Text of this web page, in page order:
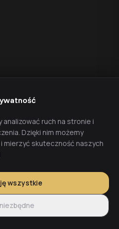
się z nami - przygotujemy
o.o. Wszelkie prawa zastrzeżone.
analizować ruch na stronie i
Dzięki nim możemy
skuteczność naszych
wszystkie